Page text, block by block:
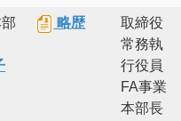
略歴
取締役
常務執
行役員
FA事業
本部長